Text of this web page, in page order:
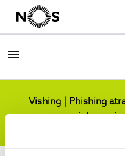
Vishing | Phishing